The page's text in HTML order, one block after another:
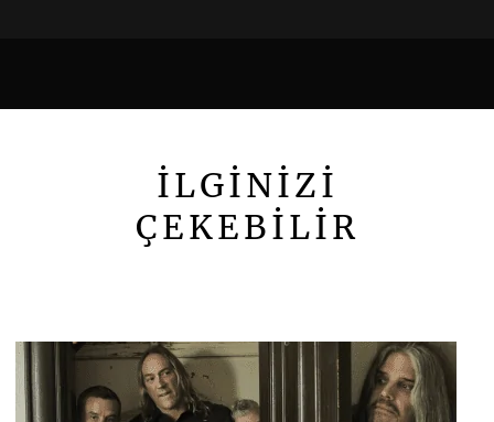
İLGİNİZİ
ÇEKEBİLİR